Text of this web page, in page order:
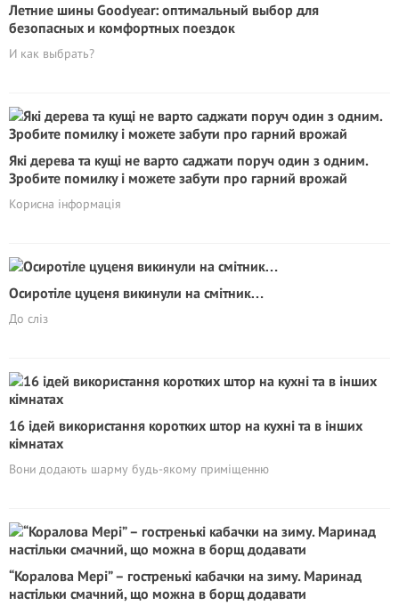
Летние шины Goodyear: оптимальный выбор для
безопасных и комфортных поездок
И как выбрать?
Які дерева та кущі не варто саджати поруч один з одним.
Зробите помилку і можете забути про гарний врожай
Корисна інформація
Осиротіле цуценя викинули на смітник…
До сліз
16 ідей використання коротких штор на кухні та в інших
кімнатах
Вони додають шарму будь-якому приміщенню
“Коралова Мері” – гостренькі кабачки на зиму. Маринад
настільки смачний, що можна в борщ додавати